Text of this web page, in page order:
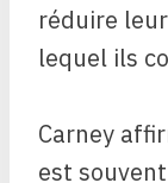
réduire
lequel ils
Carney
est